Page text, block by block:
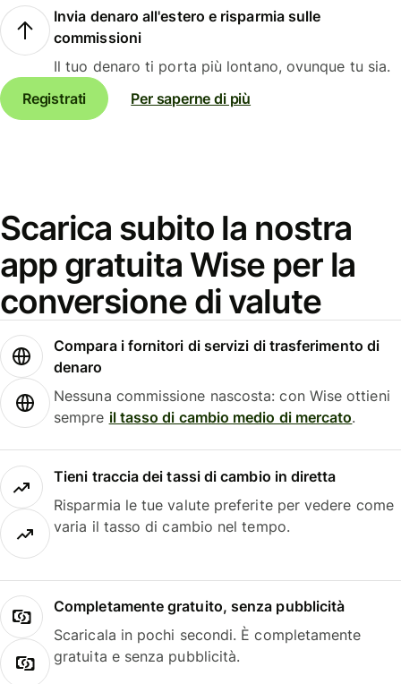
Invia denaro all'estero e risparmia sulle
commissioni
Il tuo denaro ti porta più lontano, ovunque tu sia.
Registrati
Per saperne di più
Scarica subito la nostra
app gratuita Wise per la
conversione di valute
Compara i fornitori di servizi di trasferimento di
denaro
Nessuna commissione nascosta: con Wise ottieni
sempre il tasso di cambio medio di mercato.
Tieni traccia dei tassi di cambio in diretta
Risparmia le tue valute preferite per vedere come
varia il tasso di cambio nel tempo.
Completamente gratuito, senza pubblicità
Scaricala in pochi secondi. È completamente
gratuita e senza pubblicità.